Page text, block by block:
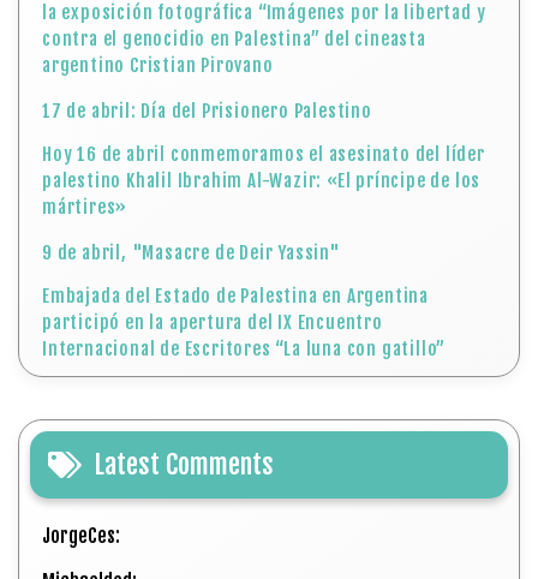
la exposición fotográfica “Imágenes por la libertad y
contra el genocidio en Palestina” del cineasta
argentino Cristian Pirovano
17 de abril: Día del Prisionero Palestino
Hoy 16 de abril conmemoramos el asesinato del líder
palestino Khalil Ibrahim Al-Wazir: «El príncipe de los
mártires»
9 de abril, "Masacre de Deir Yassin"
Embajada del Estado de Palestina en Argentina
participó en la apertura del IX Encuentro
Internacional de Escritores “La luna con gatillo”
Latest Comments
JorgeCes: